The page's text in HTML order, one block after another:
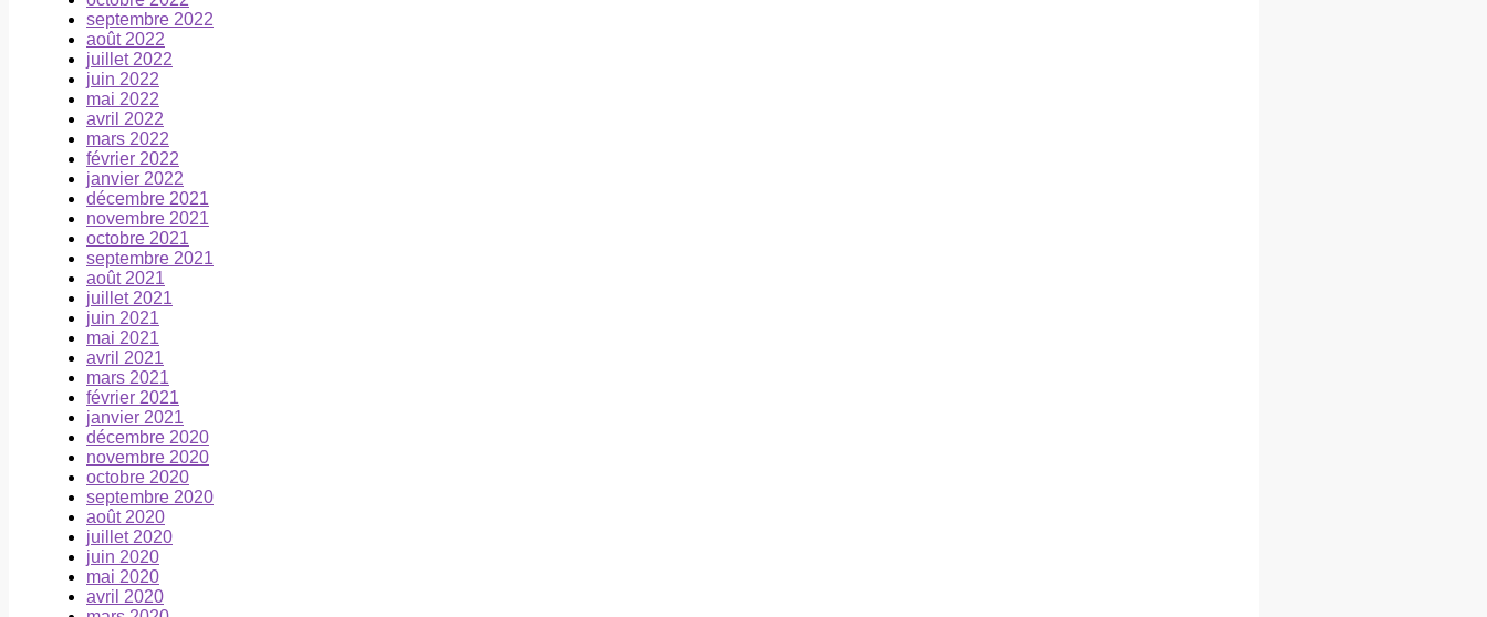
septembre 2022
août 2022
juillet 2022
juin 2022
mai 2022
avril 2022
mars 2022
février 2022
janvier 2022
décembre 2021
novembre 2021
octobre 2021
septembre 2021
août 2021
juillet 2021
juin 2021
mai 2021
avril 2021
mars 2021
février 2021
janvier 2021
décembre 2020
novembre 2020
octobre 2020
septembre 2020
août 2020
juillet 2020
juin 2020
mai 2020
avril 2020